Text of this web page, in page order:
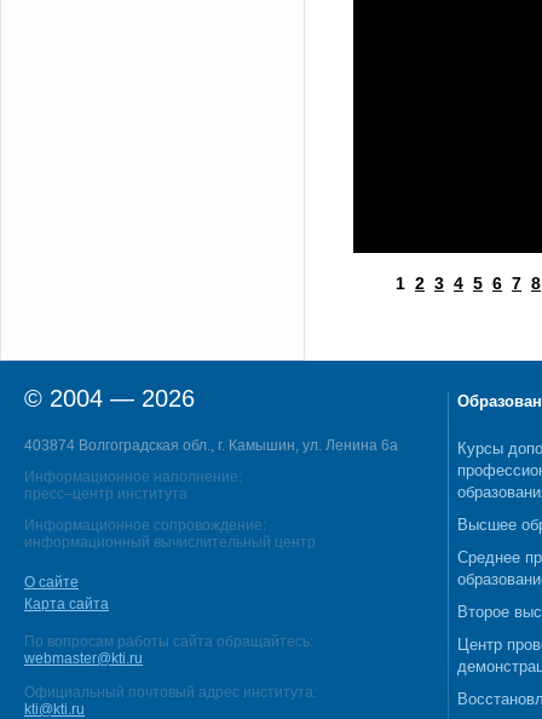
1 2 3 4 5 6 7 8
© 2004 — 2026
403874 Волгоградская обл., г. Камышин, ул. Ленина 6а
Информационное наполнение:
пресс–центр института
Информационное сопровождение:
информационный вычислительный центр
О сайте
Карта сайта
По вопросам работы сайта обращайтесь:
webmaster@kti.ru
Официальный почтовый адрес института:
kti@kti.ru
Курсы
Высшее
Среднее
Второе
Центр